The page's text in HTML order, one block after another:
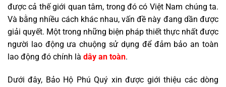
được cả thế giới quan tâm, trong đó có Việt Nam chúng ta.
Và bằng nhiều cách khác nhau, vấn đề này đang dần được
giải quyết. Một trong những biện pháp thiết thực nhất được
người lao động ưa chuộng sử dụng để đảm bảo an toàn
lao động đó chính là dây an toàn.
Dưới đây, Bảo Hộ Phú Quý xin được giới thiệu các dòng